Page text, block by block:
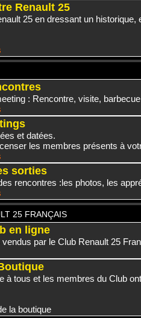
Renault 25
25 en dressant un historique,
: Rencontre, visite,
et datées.
les membres présents à
sorties
rencontres :les photos, les
25 FRANÇAIS
en ligne
par le Club Renault 25
à tous et les membres du Club
la boutique